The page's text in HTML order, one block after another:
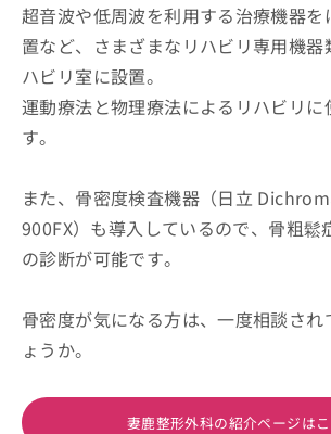
超音波や低周波を利用する治療機器
置など、さまざまなリハビリ専用機器
ハビリ室に設置。
運動療法と物理療法によるリハビリに
す。
また、骨密度検査機器（日立
900FX）も導入しているので、骨粗鬆
の診断が可能です。
骨密度が気になる方は、一度相談され
ょうか。
妻鹿整形外科の紹介ページは